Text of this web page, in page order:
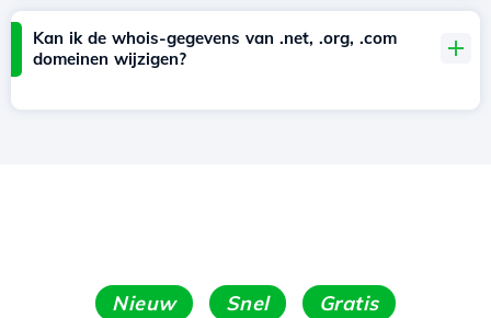
Kan ik de whois-gegevens van .net, .org, .com
domeinen wijzigen?
Nieuw Snel Gratis